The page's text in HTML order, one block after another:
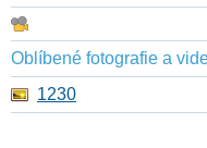
Oblíbené fotografie a
1230